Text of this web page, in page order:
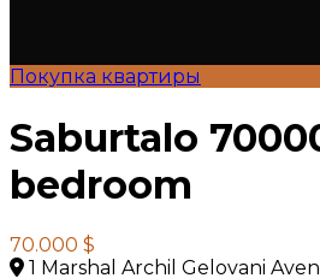
Покупка квартиры
Saburtalo
bedroom
70.000 $
1 Marshal Archil Gelovani